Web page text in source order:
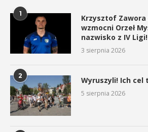
1
Krzysztof
wzmocni Orzeł
nazwisko z IV Ligi!
3 sierpnia 2026
2 Wyruszyli! Ich cel
5 sierpnia 2026